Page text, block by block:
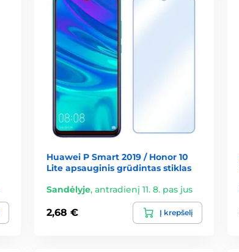
Huawei P Smart 2019 / Honor 10
Lite apsauginis grūdintas stiklas
Sandėlyje, antradienį 11. 8. pas jus
2,68 € Į krepšelį